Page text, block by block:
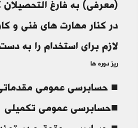
(معرفی) به فارغ
در کنار مهارت های فنی و
لازم برای استخدام را به
ریز دوره ها
■ حسابرسی عمومی
■حسابرسی عمومی تکمیلی